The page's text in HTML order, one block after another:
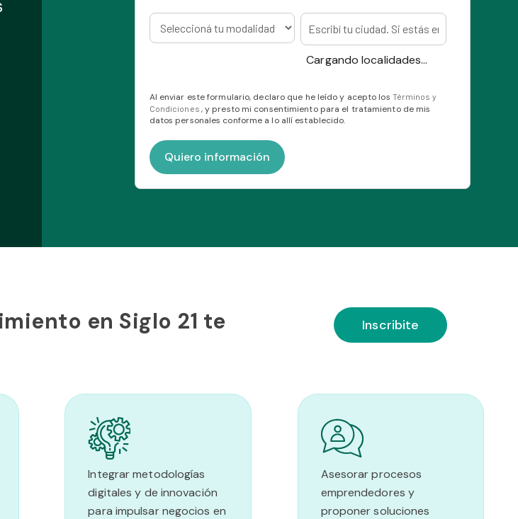
Cargando localidades...
Al enviar este formulario, declaro que he leído y acepto los Términos y
Condiciones , y presto mi consentimiento para el tratamiento de mis
datos personales conforme a lo allí establecido.
en Siglo 21 te
Inscribite
Integrar metodologías
digitales y de innovación
para impulsar negocios en
Asesorar procesos
emprendedores y
proponer soluciones